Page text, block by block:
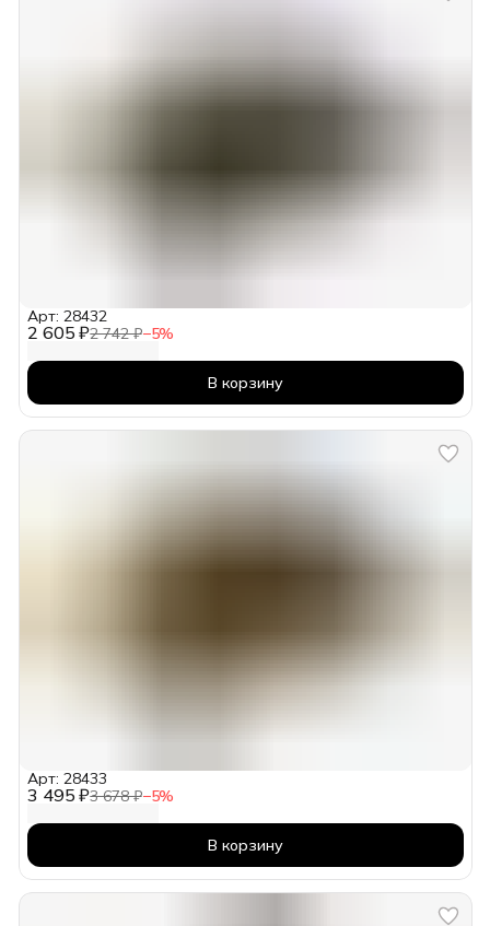
2 605 ₽2 742 ₽−5%
Арт: 28432
В корзину
3 495 ₽3 678 ₽−5%
Арт: 28433
В корзину